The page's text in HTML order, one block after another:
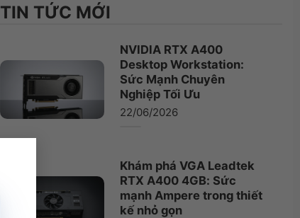
TIN TỨC MỚI
NVIDIA RTX A400
Desktop Workstation:
Sức Mạnh Chuyên
Nghiệp Tối Ưu
22/06/2026
Khám phá VGA Leadtek
RTX A400 4GB: Sức
mạnh Ampere trong thiết
kế nhỏ gọn